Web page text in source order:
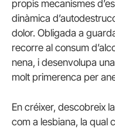
propis mecanismes
dinàmica
dolor. Obligada a
recorre al consum
nena, i desenvolupa
molt primerenca per
En créixer, descobreix
com a lesbiana, la qual